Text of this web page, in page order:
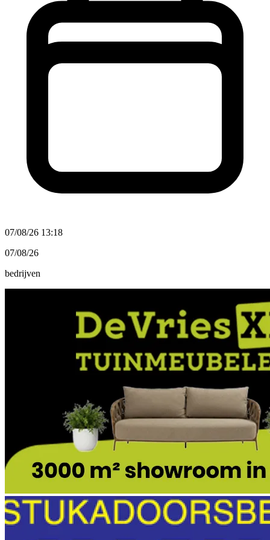
07/08/26 13:18
07/08/26
bedrijven